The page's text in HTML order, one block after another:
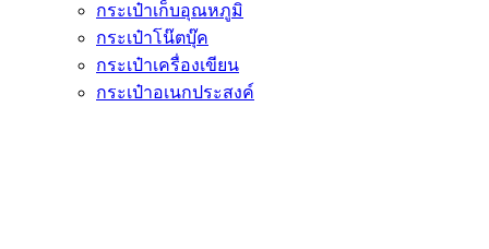
กระเป๋าเก็บอุณหภูมิ
กระเป๋าโน๊ตบุ๊ค
กระเป๋าเครื่องเขียน
กระเป๋าอเนกประสงค์